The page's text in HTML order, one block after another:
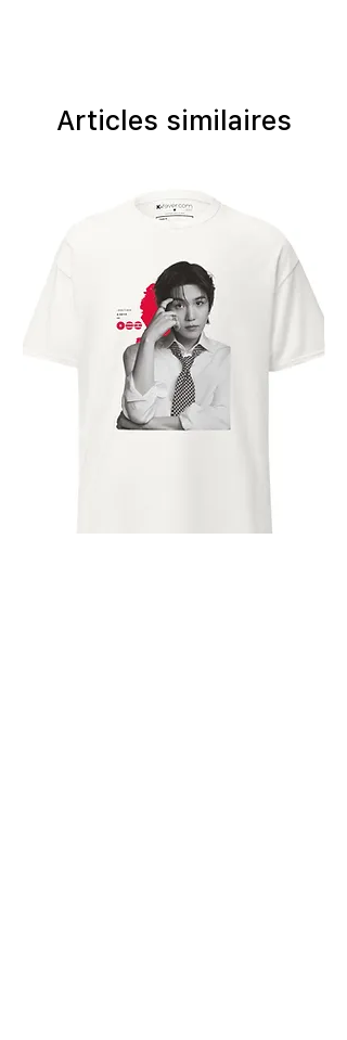
Articles similaires